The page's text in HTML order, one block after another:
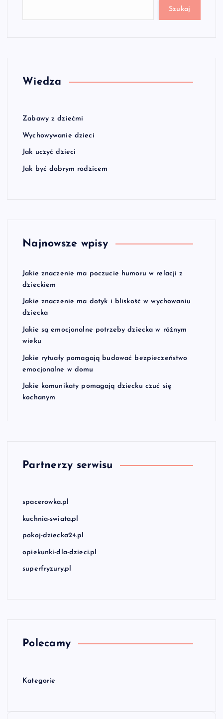
Szukaj
Wiedza
Zabawy z dziećmi
Wychowywanie dzieci
Jak uczyć dzieci
Jak być dobrym rodzicem
Najnowsze wpisy
Jakie znaczenie ma poczucie humoru w relacji z
dzieckiem
Jakie znaczenie ma dotyk i bliskość w wychowaniu
dziecka
Jakie są emocjonalne potrzeby dziecka w różnym
wieku
Jakie rytuały pomagają budować bezpieczeństwo
emocjonalne w domu
Jakie komunikaty pomagają dziecku czuć się
kochanym
Partnerzy serwisu
spacerowka.pl
kuchnia-swiata.pl
pokoj-dziecka24.pl
opiekunki-dla-dzieci.pl
superfryzury.pl
Polecamy
Kategorie